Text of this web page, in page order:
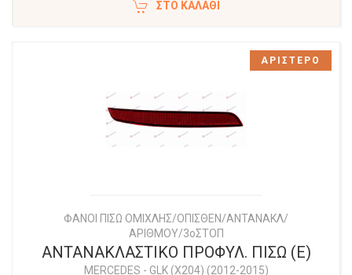
ΣΤΟ ΚΑΛΆΘΙ
ΦΑΝΟΙ ΠΙΣΩ ΟΜΙΧΛΗΣ/ΟΠΙΣΘΕΝ/ΑΝΤΑΝΑΚΛ/
ΑΡΙΘΜΟΥ/3οΣΤΟΠ
ΑΝΤΑΝΑΚΛΑΣΤΙΚΟ ΠΡΟΦΥΛ. ΠΙΣΩ (Ε)
MERCEDES - GLK (X204) (2012-2015)
ΑΡΙΣΤΕΡΟ